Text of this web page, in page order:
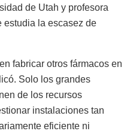
de Utah y profesora
estudia la escasez de
fabricar otros fármacos en
Solo los grandes
de los recursos
instalaciones tan
eficiente ni